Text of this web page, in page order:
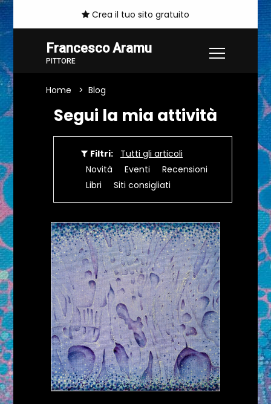
Crea il tuo sito gratuito
Francesco Aramu
PITTORE
Home Blog
Segui la mia attività
Filtri:
Tutti gli articoli
Novità
Eventi
Recensioni
Libri
Siti consigliati